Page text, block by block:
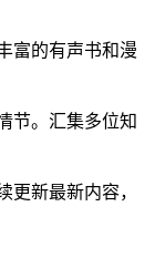
富的有声书和漫
节。汇集多位知
更新最新内容，